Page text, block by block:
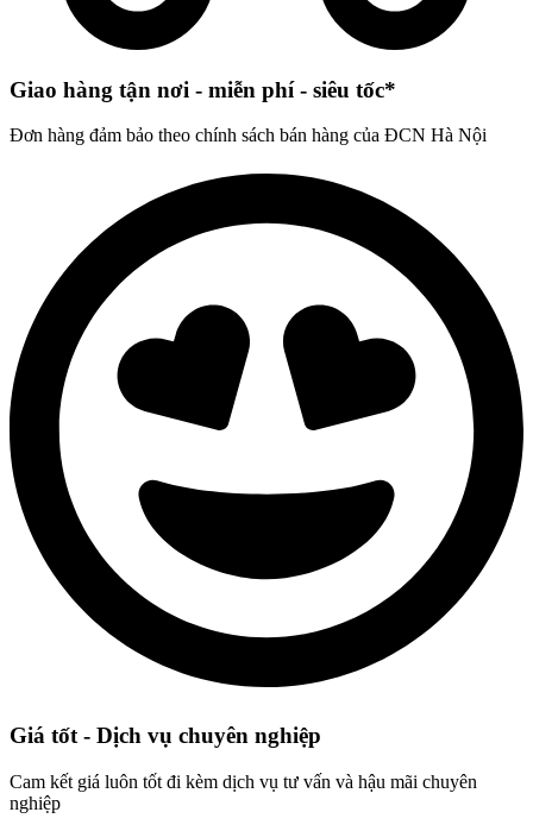
Giao hàng tận nơi - miễn phí - siêu tốc*
Đơn hàng đảm bảo theo chính sách bán hàng của ĐCN Hà Nội
Giá tốt - Dịch vụ chuyên nghiệp
Cam kết giá luôn tốt đi kèm dịch vụ tư vấn và hậu mãi chuyên
nghiệp